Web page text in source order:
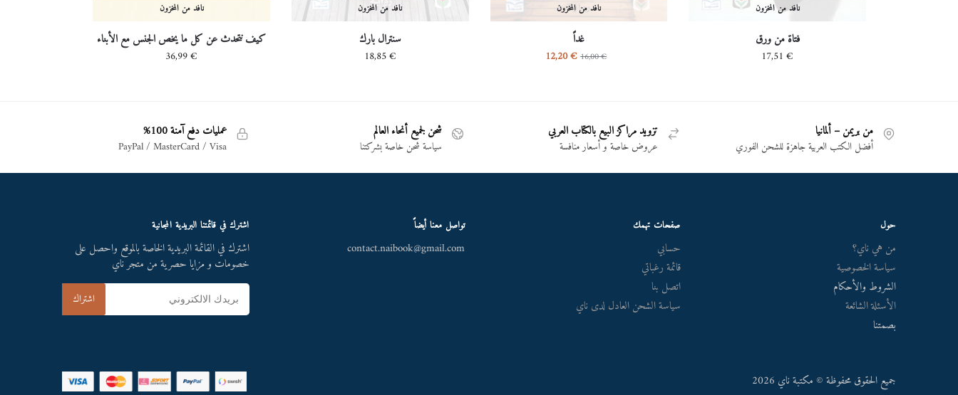
نافد من المخزون
فتاة من ورق
17,51€
نافد من المخزون
غداً
16,00€
12,20€
نافد من المخزون
سنترال بارك
18,85€
نافد من المخزون
كيف نتحدث عن كل ما يخص الجنس مع الأبناء
36,99€
من بريمن – ألمانيا
أفضل الكتب العربية جاهزة للشحن الفوري
تزويد مراكز البيع بالكتاب العربي
عروض خاصة و أسعار منافسة
شحن لجميع أنحاء العالم
سياسة شحن خاصة بشركتنا
عمليات دفع آمنة 100%
PayPal / MasterCard / Visa
حول
من هي ناي؟
سياسة الخصوصية
الشروط والأحكام
الأسئلة الشائعة
بصمتنا
صفحات تهمك
حسابي
قائمة رغباتي
اتصل بنا
سياسة الشحن العادل لدى ناي
تواصل معنا أيضاً
contact.naibook@gmail.com
اشترك في قائمتنا البريدية المجانية
اشترك في القائمة البريدية الخاصة بالموقع واحصل على
خصومات و مزايا حصرية من متجر ناي
جميع الحقوق محفوظة © مكتبة ناي 2026